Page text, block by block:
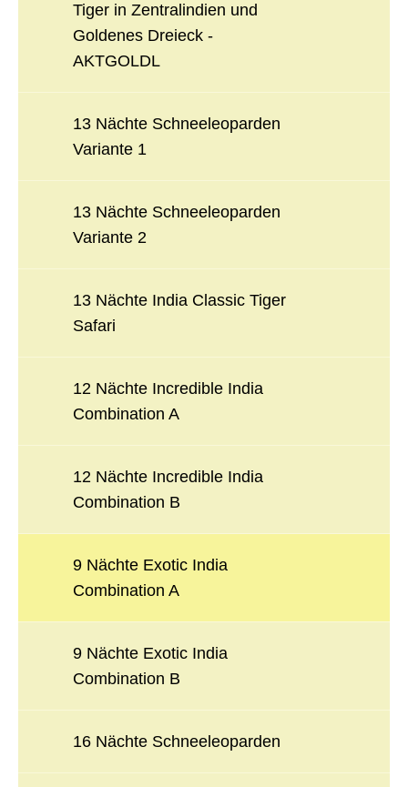
Tiger in Zentralindien und
Goldenes Dreieck -
AKTGOLDL
13 Nächte Schneeleoparden
Variante 1
13 Nächte Schneeleoparden
Variante 2
13 Nächte India Classic Tiger
Safari
12 Nächte Incredible India
Combination A
12 Nächte Incredible India
Combination B
9 Nächte Exotic India
Combination A
9 Nächte Exotic India
Combination B
16 Nächte Schneeleoparden